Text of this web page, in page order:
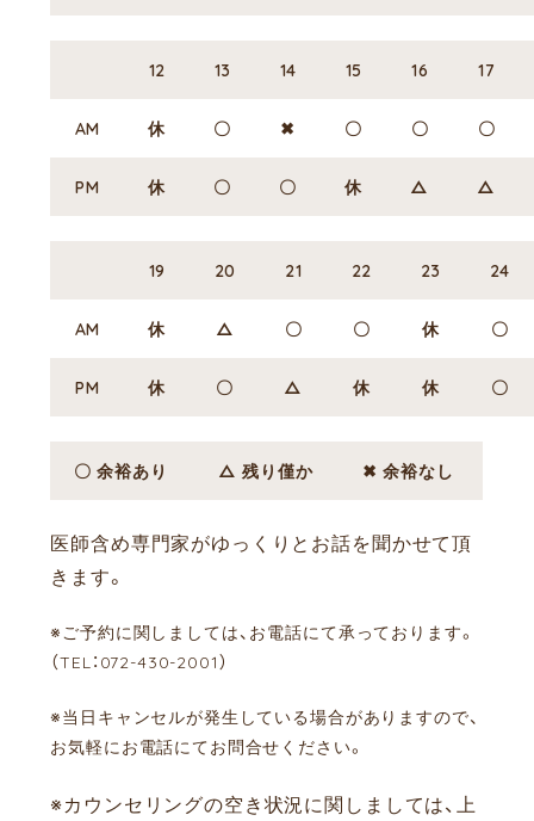
12 13 14 15 16 17
AM 休 〇 ✖ 〇 〇 〇
PM 休 〇 〇 休 △ △
19 20 21 22 23 24
AM 休 △ 〇 〇 休 〇
PM 休 〇 △ 休 休 〇
〇 余裕あり △ 残り僅か ✖ 余裕なし
医師含め専門家がゆっくりとお話を聞かせて頂
きます。
※ご予約に関しましては、お電話にて承っております。
（TEL：072-430-2001）
※当日キャンセルが発生している場合がありますので、
お気軽にお電話にてお問合せください。
※カウンセリングの空き状況に関しましては、上